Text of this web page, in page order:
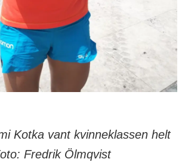
Kotka vant kvinneklassen helt
Fredrik Ölmqvist